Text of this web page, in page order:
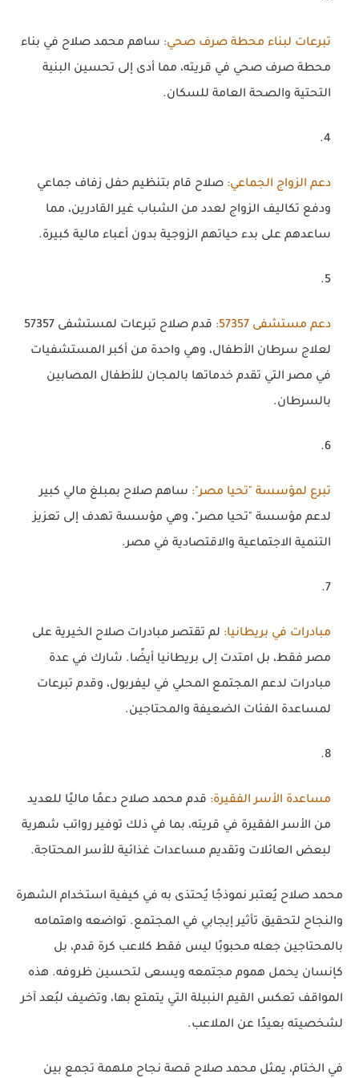
تبرعات لبناء محطة صرف صحي: ساهم محمد صلاح في بناء
محطة صرف صحي في قريته، مما أدى إلى تحسين البنية
التحتية والصحة العامة للسكان.
دعم الزواج الجماعي: صلاح قام بتنظيم حفل زفاف جماعي
ودفع تكاليف الزواج لعدد من الشباب غير القادرين، مما
ساعدهم على بدء حياتهم الزوجية بدون أعباء مالية كبيرة.
دعم مستشفى 57357 :
قدم صلاح تبرعات لمستشفى 57357
لعلاج سرطان الأطفال، وهي واحدة من أكبر المستشفيات
في مصر التي تقدم خدماتها بالمجان للأطفال المصابين
بالسرطان.
تبرع لمؤسسة "تحيا مصر": ساهم صلاح بمبلغ مالي كبير
لدعم مؤسسة "تحيا مصر"، وهي مؤسسة تهدف إلى تعزيز
التنمية الاجتماعية والاقتصادية في مصر.
مبادرات في بريطانيا: لم تقتصر مبادرات صلاح الخيرية على
مصر فقط، بل امتدت إلى بريطانيا أيضًا. شارك في عدة
مبادرات لدعم المجتمع المحلي في ليفربول، وقدم تبرعات
لمساعدة الفئات الضعيفة والمحتاجين.
مساعدة الأسر الفقيرة: قدم محمد صلاح دعمًا ماليًا للعديد
من الأسر الفقيرة في قريته، بما في ذلك توفير رواتب شهرية
لبعض العائلات وتقديم مساعدات غذائية للأسر المحتاجة.
محمد صلاح يُعتبر نموذجًا يُحتذى به في كيفية استخدام الشهرة
والنجاح لتحقيق تأثير إيجابي في المجتمع. تواضعه واهتمامه
بالمحتاجين جعله محبوبًا ليس فقط كلاعب كرة قدم، بل
كإنسان يحمل هموم مجتمعه ويسعى لتحسين ظروفه. هذه
المواقف تعكس القيم النبيلة التي يتمتع بها، وتضيف لبُعد آخر
لشخصيته بعيدًا عن الملاعب.
في الختام، يمثل محمد صلاح قصة نجاح ملهمة تجمع بين